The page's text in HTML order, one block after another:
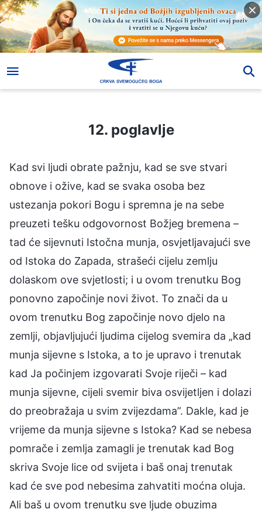
12. poglavlje
Kad svi ljudi obrate pažnju, kad se sve stvari
obnove i ožive, kad se svaka osoba bez
ustezanja pokori Bogu i spremna je na sebe
preuzeti tešku odgovornost Božjeg bremena –
tad će sijevnuti Istočna munja, osvjetljavajući sve
od Istoka do Zapada, strašeći cijelu zemlju
dolaskom ove svjetlosti; i u ovom trenutku Bog
ponovno započinje novi život. To znači da u
ovom trenutku Bog započinje novo djelo na
zemlji, objavljujući ljudima cijelog svemira da „kad
munja sijevne s Istoka, a to je upravo i trenutak
kad Ja počinjem izgovarati Svoje riječi – kad
munja sijevne, cijeli svemir biva osvijetljen i dolazi
do preobražaja u svim zvijezdama”. Dakle, kad je
vrijeme da munja sijevne s Istoka? Kad se nebesa
pomrače i zemlja zamagli je trenutak kad Bog
skriva Svoje lice od svijeta i baš onaj trenutak
kad će sve pod nebesima zahvatiti moćna oluja.
Ali baš u ovom trenutku sve ljude obuzima